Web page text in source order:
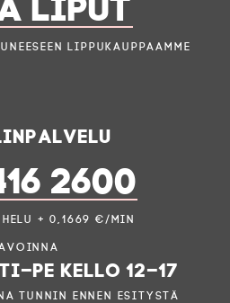
lippukauppaamme
2600
+ 0,1669 €/min
kello 12–17
tunnin ennen esitystä